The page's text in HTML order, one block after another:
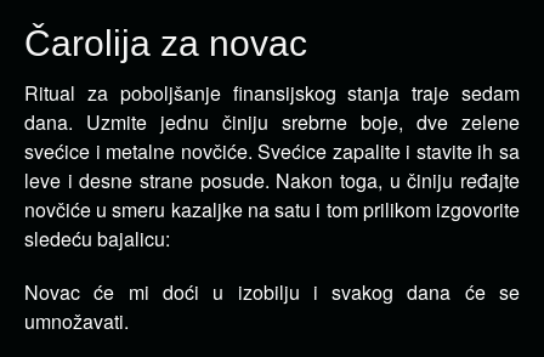
Čarolija za novac
Ritual za poboljšanje finansijskog stanja traje sedam
dana. Uzmite jednu činiju srebrne boje, dve zelene
svećice i metalne novčiće. Svećice zapalite i stavite ih sa
leve i desne strane posude. Nakon toga, u činiju ređajte
novčiće u smeru kazaljke na satu i tom prilikom izgovorite
sledeću bajalicu:
Novac će mi doći u izobilju i svakog dana će se
umnožavati.